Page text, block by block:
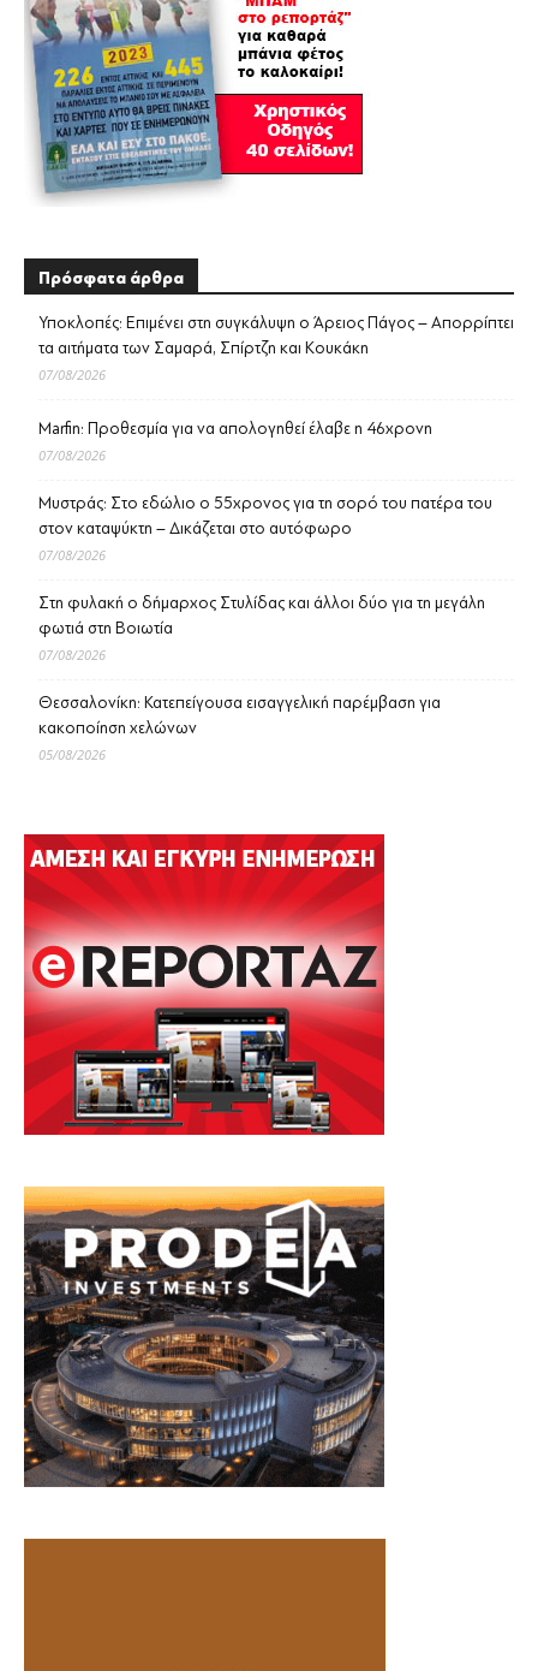
Πρόσφατα άρθρα
Υποκλοπές: Επιμένει στη συγκάλυψη ο Άρειος Πάγος – Απορρίπτει
τα αιτήματα των Σαμαρά, Σπίρτζη και Κουκάκη
07/08/2026
Marfin: Προθεσμία για να απολογηθεί έλαβε η 46χρονη
07/08/2026
Μυστράς: Στο εδώλιο ο 55χρονος για τη σορό του πατέρα του
στον καταψύκτη – Δικάζεται στο αυτόφωρο
07/08/2026
Στη φυλακή ο δήμαρχος Στυλίδας και άλλοι δύο για τη μεγάλη
φωτιά στη Βοιωτία
07/08/2026
Θεσσαλονίκη: Κατεπείγουσα εισαγγελική παρέμβαση για
κακοποίηση χελώνων
05/08/2026